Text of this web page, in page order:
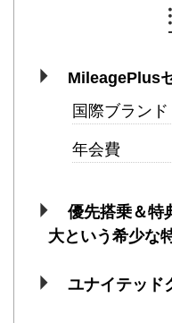
MileagePlus
国際ブランド
年会費
優先搭乗＆特
大という希少な
ユナイテッド